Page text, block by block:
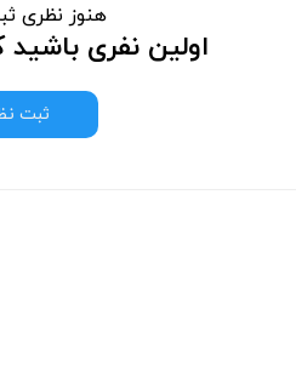
هنوز نظری
اولین نفری
ثبت